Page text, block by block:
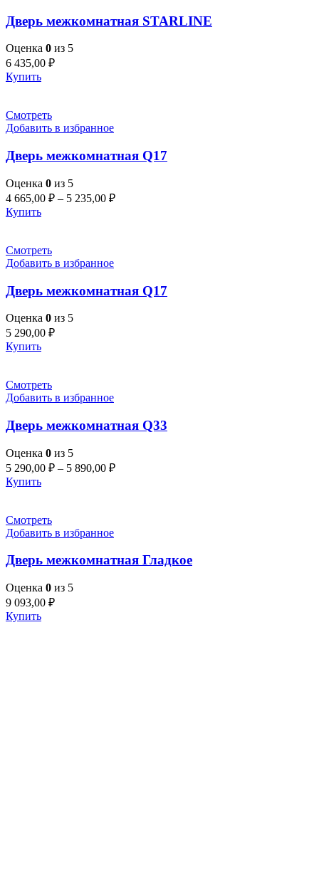
Дверь межкомнатная STARLINE
Оценка 0 из 5
6 435,00 ₽
Купить
Смотреть
Добавить в избранное
Дверь межкомнатная Q17
Оценка 0 из 5
4 665,00 ₽ – 5 235,00 ₽
Купить
Смотреть
Добавить в избранное
Дверь межкомнатная Q17
Оценка 0 из 5
5 290,00 ₽
Купить
Смотреть
Добавить в избранное
Дверь межкомнатная Q33
Оценка 0 из 5
5 290,00 ₽ – 5 890,00 ₽
Купить
Смотреть
Добавить в избранное
Дверь межкомнатная Гладкое
Оценка 0 из 5
9 093,00 ₽
Купить